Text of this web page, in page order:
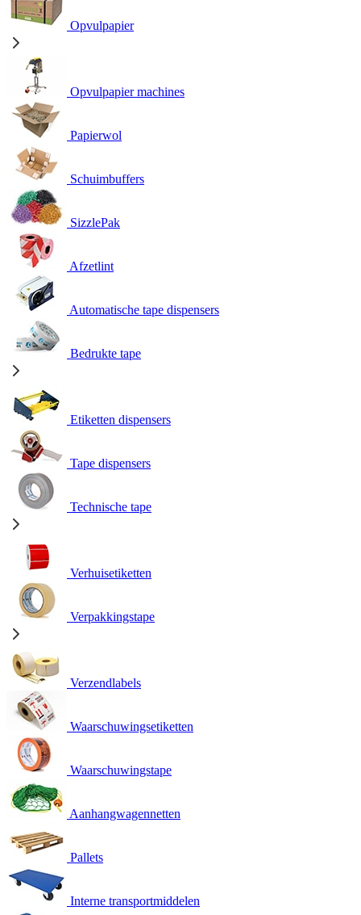
Opvulpapier
Opvulpapier machines
Papierwol
Schuimbuffers
SizzlePak
Afzetlint
Automatische tape dispensers
Bedrukte tape
Etiketten dispensers
Tape dispensers
Technische tape
Verhuisetiketten
Verpakkingstape
Verzendlabels
Waarschuwingsetiketten
Waarschuwingstape
Aanhangwagennetten
Pallets
Interne transportmiddelen